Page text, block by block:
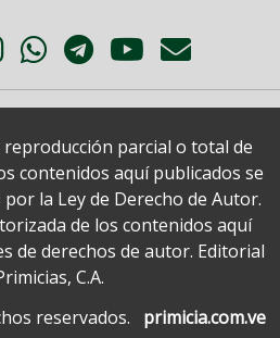
parcial o total de
contenidos aquí publicados se
la Ley de Derecho de Autor.
de los contenidos aquí
de derechos de autor. Editorial
C.A.
reservados.
primicia.com.ve